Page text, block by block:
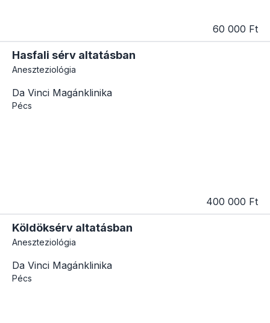
60 000 Ft
Hasfali sérv altatásban
Aneszteziológia
Da Vinci Magánklinika
Pécs
400 000 Ft
Köldöksérv altatásban
Aneszteziológia
Da Vinci Magánklinika
Pécs